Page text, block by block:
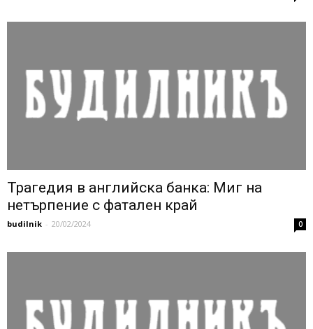
Трагедия в английска банка: Миг на
нетърпение с фатален край
budilnik - 20/02/2024 0